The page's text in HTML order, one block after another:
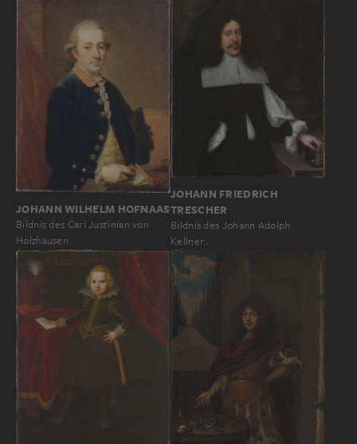
JOHANN WILHELM HOFNAAS
Bildnis des Carl Justinian von
Holzhausen
JOHANN FRIEDRICH
TRESCHER
Bildnis des Johann Adolph
Kellner…